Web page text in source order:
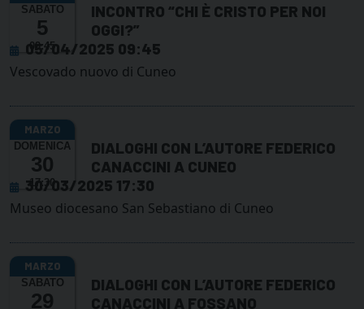
SABATO
5
09:45
INCONTRO “CHI È CRISTO PER NOI
OGGI?”
05/04/2025 09:45
Vescovado nuovo di Cuneo
DOMENICA
30
17:30
DIALOGHI CON L’AUTORE FEDERICO
CANACCINI A CUNEO
30/03/2025 17:30
Museo diocesano San Sebastiano di Cuneo
SABATO
29
DIALOGHI CON L’AUTORE FEDERICO
CANACCINI A FOSSANO